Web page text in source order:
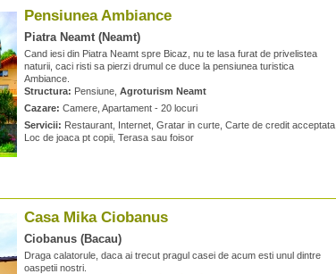
Pensiunea Ambiance
Piatra Neamt (Neamt)
Cand iesi din Piatra Neamt spre Bicaz, nu te lasa furat de privelistea
naturii, caci risti sa pierzi drumul ce duce la pensiunea turistica
Ambiance.
Structura: Pensiune, Agroturism Neamt
Cazare: Camere, Apartament - 20 locuri
Servicii: Restaurant, Internet, Gratar in curte, Carte de credit acceptata,
Loc de joaca pt copii, Terasa sau foisor
Casa Mika Ciobanus
Ciobanus (Bacau)
Draga calatorule, daca ai trecut pragul casei de acum esti unul dintre
oaspetii nostri.